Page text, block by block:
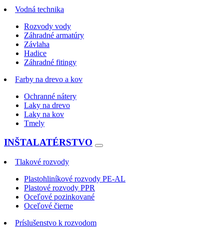
Vodná technika
Rozvody vody
Záhradné armatúry
Závlaha
Hadice
Záhradné fitingy
Farby na drevo a kov
Ochranné nátery
Laky na drevo
Laky na kov
Tmely
INŠTALATÉRSTVO
Tlakové rozvody
Plastohliníkové rozvody PE-AL
Plastové rozvody PPR
Oceľové pozinkované
Oceľové čierne
Príslušenstvo k rozvodom